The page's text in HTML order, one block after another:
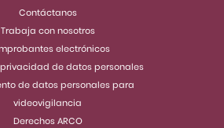
Contáctanos
Trabaja con nosotros
electrónicos
de datos personales
de datos personales para
videovigilancia
Derechos ARCO